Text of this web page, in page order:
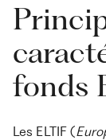
fonds
Les ELTIF (